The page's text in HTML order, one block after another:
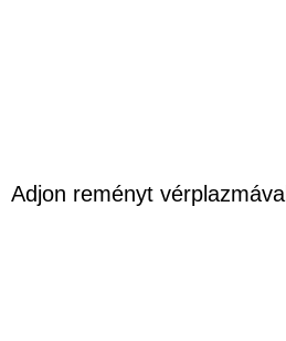
Adjon reményt vérplazmával